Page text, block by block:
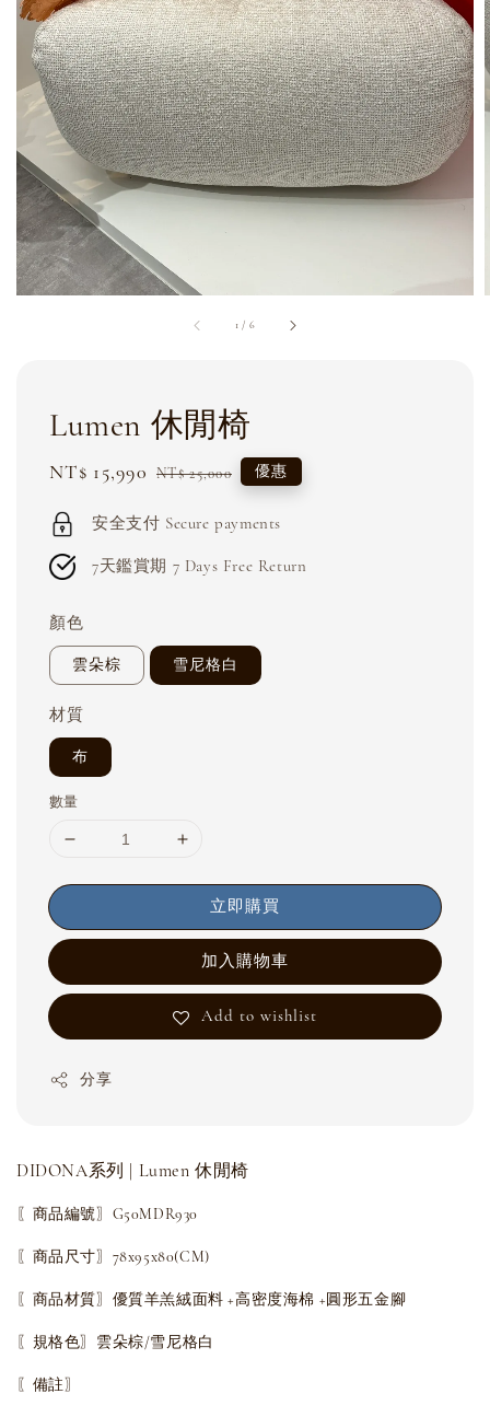
1 / 6
Lumen 休閒椅
Sale
NT$ 15,990 Regular
NT$ 25,000 優惠
安全支付 Secure payments
7天鑑賞期 7 Days Free Return
顏色
雲朵棕 雪尼格白
材質
布
數量
立即購買
加入購物車
Add to wishlist
分享
DIDONA系列 | Lumen 休閒椅
〖商品編號〗G50MDR930
〖商品尺寸〗78x95x80(CM)
〖商品材質〗優質羊羔絨面料 +高密度海棉 +圓形五金腳
〖規格色〗雲朵棕/雪尼格白
〖備註〗